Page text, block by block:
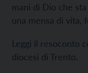
mani di Dio che
una mensa di vita,
Leggi il resoconto
diocesi di Trento.